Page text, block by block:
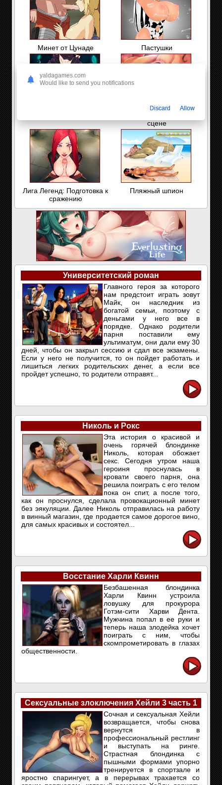
Минет от Цунаде Пастушки
сцене
Лига Легенд: Подготовка к
сражению
Пляжный шпион
Университетский роман
Главного героя за которого
нам предстоит играть зовут
Майк, он наследник из
богатой семьи, поэтому с
деньгами у него все в
порядке. Однако родители
парня поставили ему
ультиматум, они дали ему 30
дней, чтобы он закрыл сессию и сдал все экзамены.
Если у него не получится, то он пойдет работать и
лишиться легких родительских денег, а если все
пройдет успешно, то родители отправят...
Николь и Рокс
Эта история о красивой и
очень горячей блондинке
Николь, которая обожает
секс. Сегодня утром наша
героиня проснулась в
кровати своего парня, она
решила поиграть с его телом
пока он спит, а после того,
как он проснулся, сделала провокационный минет
без эякуляции. Далее Николь отправилась на работу
в винный магазин, где продается самое дорогое вино,
для самых красивых и состоятел...
Восстание Харли Квинн
Безбашенная блондинка
Харли Квинн устроила
ловушку для прокурора
Готэм-сити Харви Дента.
Мужчина попал в ее руки и
теперь наша злодейка хочет
поиграть с ним, чтобы
скомпрометировать в глазах
общественности.
Сексуальные злоключения Хейли 3 часть 1
Сочная и сексуальная Хейли
возвращается, чтобы снова
вернутся в
профессиональный рестлинг
и выступать на ринге.
Страстная блондинка с
пышными формами упорно
тренируется в спортзале и
яростно спарингует, а в перерывах трахается со
yaldagames.com
Would like to send you notifications
Discard Allow